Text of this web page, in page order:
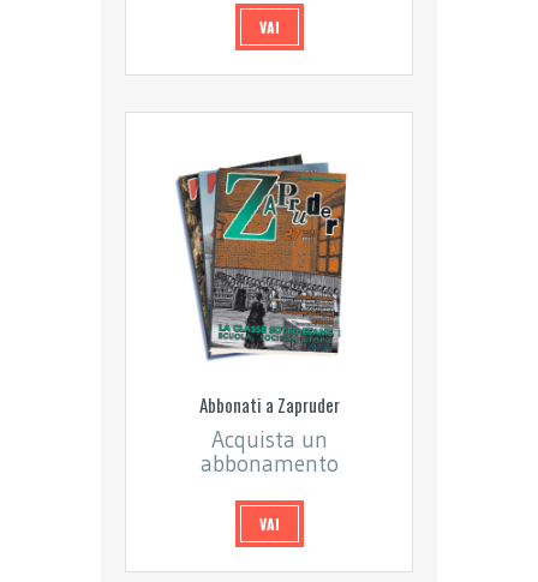
VAI
Abbonati a Zapruder
Acquista un
abbonamento
VAI